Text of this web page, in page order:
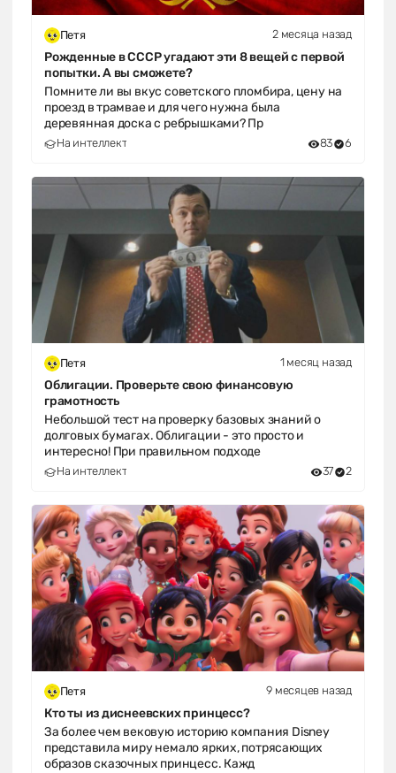
Петя 2 месяца назад
Рожденные в СССР угадают эти 8 вещей с первой
попытки. А вы сможете?
Помните ли вы вкус советского пломбира, цену на
проезд в трамвае и для чего нужна была
деревянная доска с ребрышками? Пр
На интеллект 83 6
Петя 1 месяц назад
Облигации. Проверьте свою финансовую
грамотность
Небольшой тест на проверку базовых знаний о
долговых бумагах. Облигации - это просто и
интересно! При правильном подходе
На интеллект 37 2
Петя 9 месяцев назад
Кто ты из диснеевских принцесс?
За более чем вековую историю компания Disney
представила миру немало ярких, потрясающих
образов сказочных принцесс. Кажд